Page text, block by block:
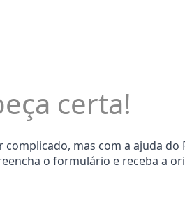
certa!
complicado, mas com a ajuda do
o formulário e receba a